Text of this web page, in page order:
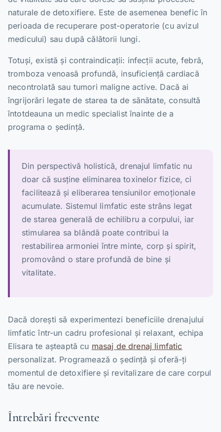
naturale de detoxifiere. Este de asemenea benefic în
perioada de recuperare post-operatorie (cu avizul
medicului) sau după călătorii lungi.
Totuși, există și contraindicații: infecții acute, febră,
tromboza venoasă profundă, insuficiență cardiacă
necontrolată sau tumori maligne active. Dacă ai
îngrijorări legate de starea ta de sănătate, consultă
întotdeauna un medic specialist înainte de a
programa o ședință.
Din perspectivă holistică, drenajul limfatic nu
doar că susține eliminarea toxinelor fizice, ci
facilitează și eliberarea tensiunilor emoționale
acumulate. Sistemul limfatic este strâns legat
de starea generală de echilibru a corpului, iar
stimularea sa blândă poate contribui la
restabilirea armoniei între minte, corp și spirit,
promovând o stare profundă de bine și
vitalitate.
Dacă dorești să experimentezi beneficiile drenajului
limfatic într-un cadru profesional și relaxant, echipa
Elisara te așteaptă cu masaj de drenaj limfatic
personalizat. Programează o ședință și oferă-ți
momentul de detoxifiere și revitalizare de care corpul
tău are nevoie.
Întrebări frecvente